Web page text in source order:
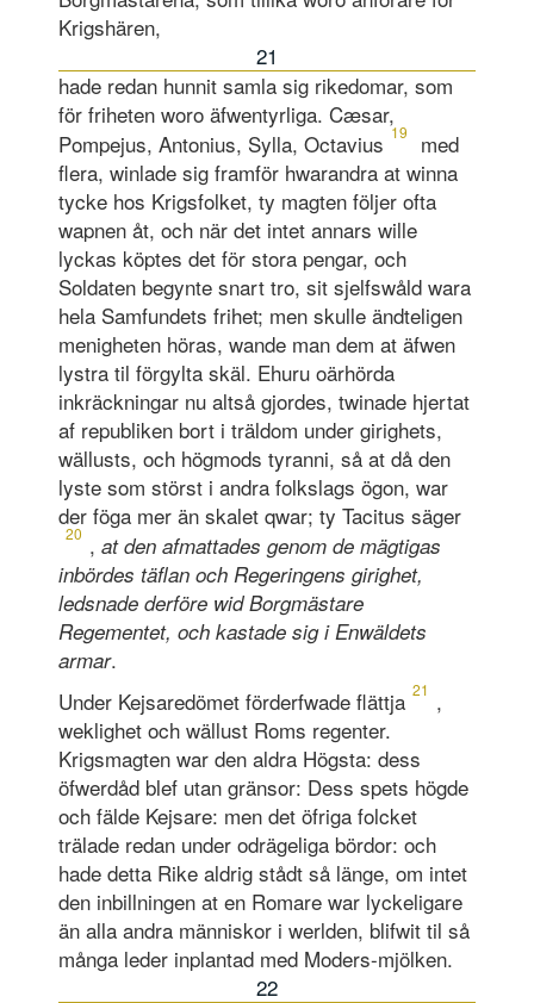
Krigshären,
21
hade redan hunnit samla sig rikedomar, som
för friheten woro äfwentyrliga. Cæsar,
Pompejus, Antonius, Sylla, Octavius 19
med
flera, winlade sig framför hwarandra at winna
tycke hos Krigsfolket, ty magten följer ofta
wapnen åt, och när det intet annars wille
lyckas köptes det för stora pengar, och
Soldaten begynte snart tro, sit sjelfswåld wara
hela Samfundets frihet; men skulle ändteligen
menigheten höras, wande man dem at äfwen
lystra til förgylta skäl. Ehuru oärhörda
inkräckningar nu altså gjordes, twinade hjertat
af republiken bort i träldom under girighets,
wällusts, och högmods tyranni, så at då den
lyste som störst i andra folkslags ögon, war
der föga mer än skalet qwar; ty Tacitus säger
20 , at den afmattades genom de mägtigas
inbördes täflan och Regeringens girighet,
ledsnade derföre wid Borgmästare
Regementet, och kastade sig i Enwäldets
armar.
Under Kejsaredömet förderfwade flättja 21 ,
weklighet och wällust Roms regenter.
Krigsmagten war den aldra Högsta: dess
öfwerdåd blef utan gränsor: Dess spets högde
och fälde Kejsare: men det öfriga folcket
trälade redan under odrägeliga bördor: och
hade detta Rike aldrig stådt så länge, om intet
den inbillningen at en Romare war lyckeligare
än alla andra männi­skor i werlden, blifwit til så
många leder inplantad med Moders-mjölken.
22